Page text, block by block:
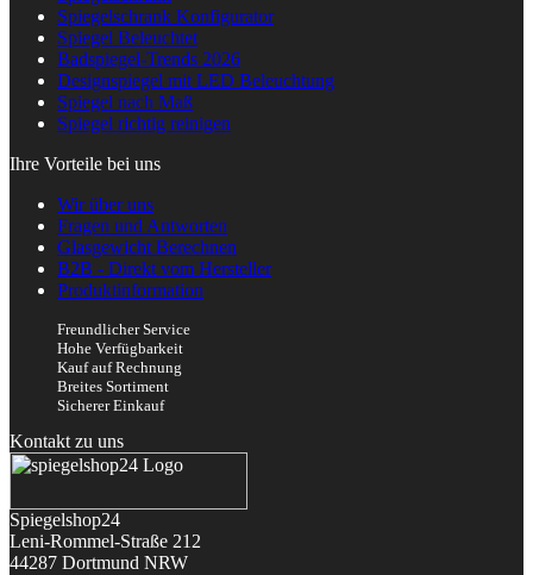
Spiegelschrank Konfigurator
Spiegel Beleuchtet
Badspiegel-Trends 2026
Designspiegel mit LED Beleuchtung
Spiegel nach Maß
Spiegel richtig reinigen
Ihre Vorteile bei uns
Wir über uns
Fragen und Antworten
Glasgewicht Berechnen
B2B - Direkt vom Hersteller
Produktinformation
Freundlicher Service
Hohe Verfügbarkeit
Kauf auf Rechnung
Breites Sortiment
Sicherer Einkauf
Kontakt zu uns
Spiegelshop24
Leni-Rommel-Straße 212
44287 Dortmund NRW